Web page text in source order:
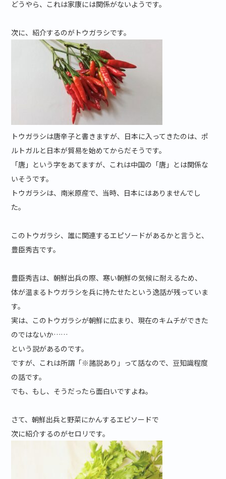
どうやら、これは家康には関係がないようです。
次に、紹介するのがトウガラシです。
トウガラシは唐辛子と書きますが、日本に入ってきたのは、ポ
ルトガルと日本が貿易を始めてからだそうです。
「唐」という字をあてますが、これは中国の「唐」とは関係な
いそうです。
トウガラシは、南米原産で、当時、日本にはありませんでし
た。
このトウガラシ、誰に関連するエピソードがあるかと言うと、
豊臣秀吉です。
豊臣秀吉は、朝鮮出兵の際、寒い朝鮮の気候に耐えるため、
体が温まるトウガラシを兵に持たせたという逸話が残っていま
す。
実は、このトウガラシが朝鮮に広まり、現在のキムチができた
のではないか……
という説があるのです。
ですが、これは所謂「※諸説あり」って話なので、豆知識程度
の話です。
でも、もし、そうだったら面白いですよね。
さて、朝鮮出兵と野菜にかんするエピソードで
次に紹介するのがセロリです。